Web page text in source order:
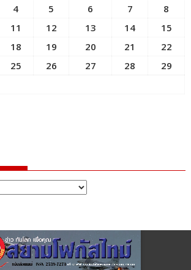
4 5 6 7
8
11 12 13 14
15
18 19 20 21
22
25 26 27 28
29